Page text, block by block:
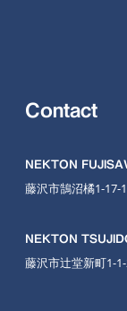
Contact
NEKTON
藤沢市鵠沼橘1-17-
NEKTON
藤沢市辻堂新町1-